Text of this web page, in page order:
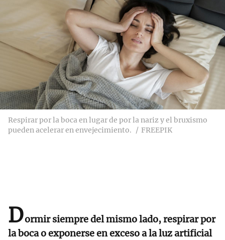
Respirar por la boca en lugar de por la nariz y el bruxismo
pueden acelerar en envejecimiento.
FREEPIK
Dormir siempre del mismo lado, respirar por
la boca o exponerse en exceso a la luz artificial